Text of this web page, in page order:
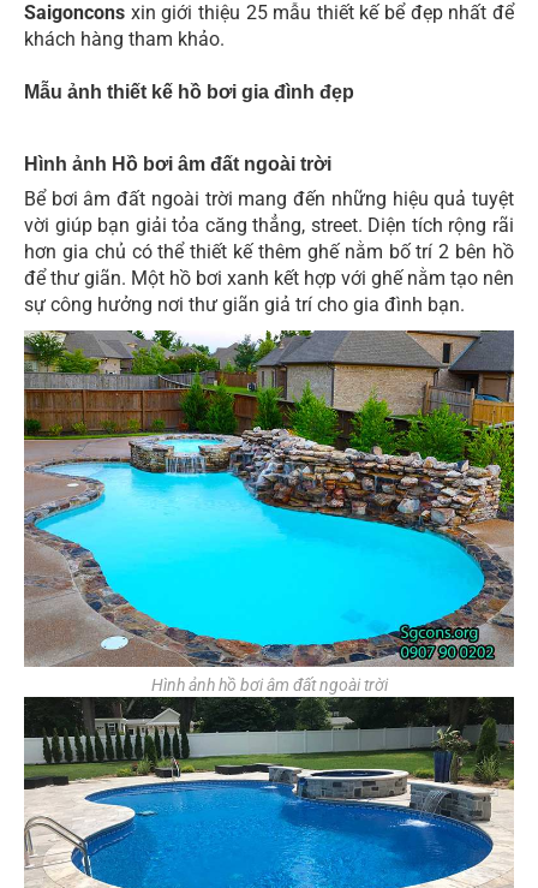
Saigoncons xin giới thiệu 25 mẫu thiết kế bể đẹp nhất để
khách hàng tham khảo.
Mẫu ảnh thiết kế hồ bơi gia đình đẹp
Hình ảnh Hồ bơi âm đất ngoài trời
Bể bơi âm đất ngoài trời mang đến những hiệu quả tuyệt
vời giúp bạn giải tỏa căng thẳng, street. Diện tích rộng rãi
hơn gia chủ có thể thiết kế thêm ghế nằm bố trí 2 bên hồ
để thư giãn. Một hồ bơi xanh kết hợp với ghế nằm tạo nên
sự công hưởng nơi thư giãn giả trí cho gia đình bạn.
Hình ảnh hồ bơi âm đất ngoài trời